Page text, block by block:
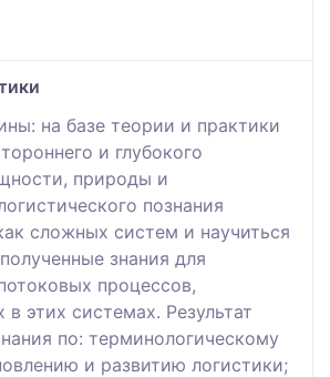
на базе теории и практики
и глубокого
природы и
познания
сложных систем и научиться
знания для
процессов,
этих системах. Результат
по: терминологическому
и развитию логистики;